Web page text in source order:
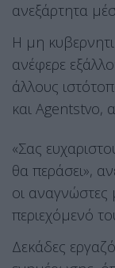
ανεξάρτητα
Η μη
ανέφερε
άλλους
και Agentstvo,
«Σας
θα περάσει»,
οι
περιεχόμενό
Δεκάδες